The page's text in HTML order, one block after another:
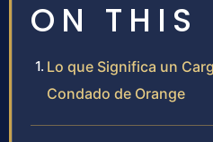
ON THIS
Lo que Significa un
Condado de Orange